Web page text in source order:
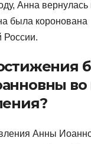
Анна
была коронована
России.
во
Анны